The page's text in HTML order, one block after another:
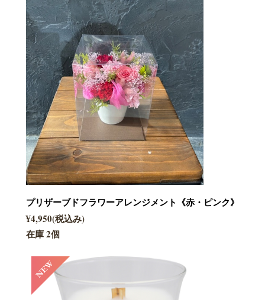
プリザーブドフラワーアレンジメント《赤・ピンク》
¥4,950(税込み)
在庫 2個